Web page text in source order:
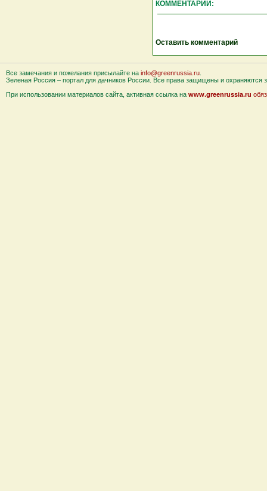
КОММЕНТАРИИ:
Оставить комментарий
Все замечания и пожелания присылайте на info@greenrussia.ru
Зеленая Россия – портал для дачников России. Все права защищены и охраняются
При использовании материалов сайта, активная ссылка на www.greenrussia.ru